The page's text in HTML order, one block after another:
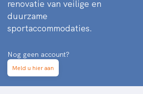
renovatie van veilige en
duurzame
sportaccommodaties.
Nog geen account?
Meld u hier aan